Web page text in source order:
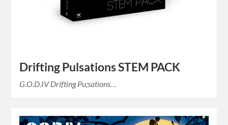
Drifting Pulsations STEM PACK
G.O.D.IV Drifting Pu;sations…